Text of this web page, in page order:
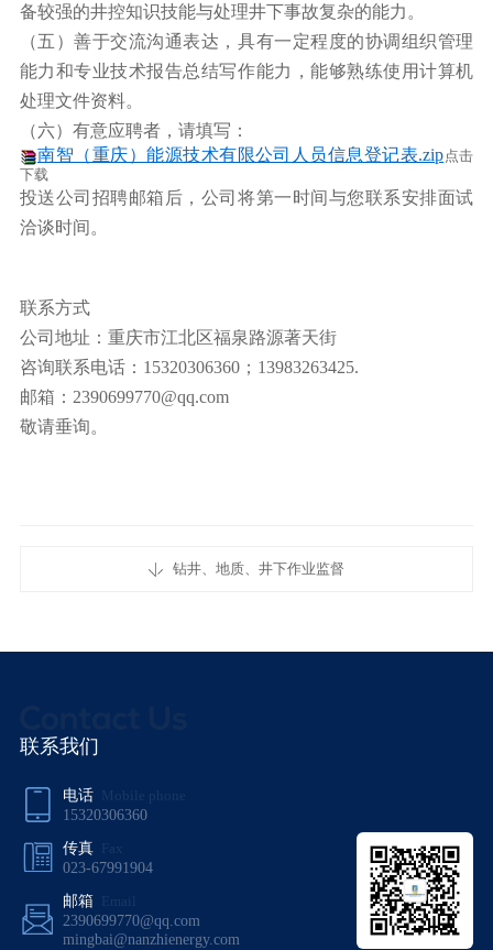
备较强的井控知识技能与处理井下事故复杂的能力。
（五）善于交流沟通表达，具有一定程度的协调组织管理
能力和专业技术报告总结写作能力，能够熟练使用计算机
处理文件资料。
（六）有意应聘者，请填写：
南智（重庆）能源技术有限公司人员信息登记表.zip 点击
下载
投送公司招聘邮箱后，公司将第一时间与您联系安排面试
洽谈时间。
联系方式
公司地址：重庆市江北区福泉路源著天街
咨询联系电话：15320306360；13983263425.
邮箱：2390699770@qq.com
敬请垂询。
钻井、地质、井下作业监督
联系我们
电话 Mobile phone
15320306360
传真
023-67991904
邮箱
Email
2390699770@qq.com
mingbai@nanzhienergy.com